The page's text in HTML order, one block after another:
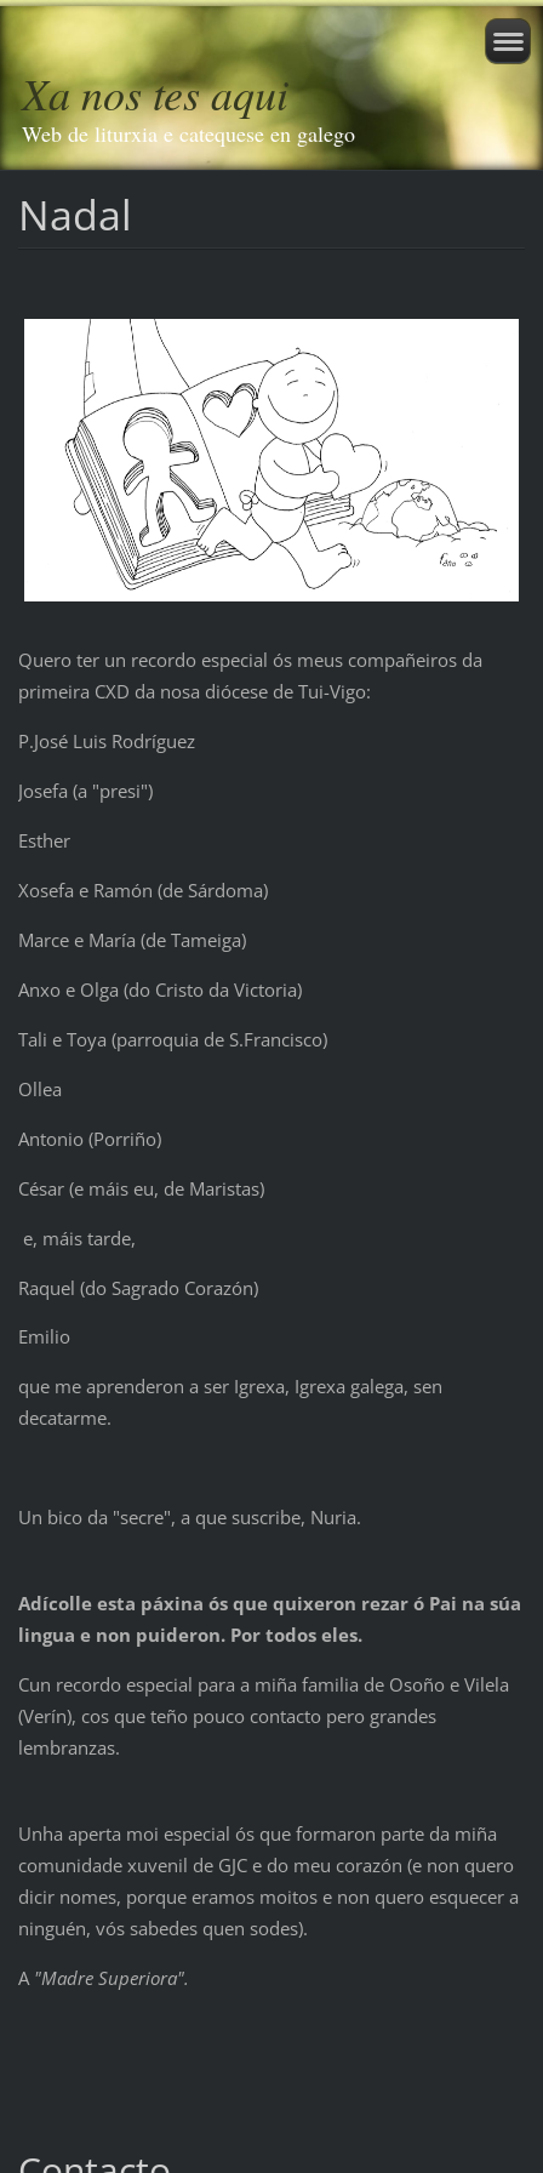
Xa nos tes aqui
Web de liturxia e catequese en galego
Nadal
Quero ter un recordo especial ós meus compañeiros da
primeira CXD da nosa diócese de Tui-Vigo:
P.José Luis Rodríguez
Josefa (a "presi")
Esther
Xosefa e Ramón (de Sárdoma)
Marce e María (de Tameiga)
Anxo e Olga (do Cristo da Victoria)
Tali e Toya (parroquia de S.Francisco)
Ollea
Antonio (Porriño)
César (e máis eu, de Maristas)
e, máis tarde,
Raquel (do Sagrado Corazón)
Emilio
que me aprenderon a ser Igrexa, Igrexa galega, sen
decatarme.
Un bico da "secre", a que suscribe, Nuria.
Adícolle esta páxina ós que quixeron rezar ó Pai na súa
lingua e non puideron. Por todos eles.
Cun recordo especial para a miña familia de Osoño e Vilela
(Verín), cos que teño pouco contacto pero grandes
lembranzas.
Unha aperta moi especial ós que formaron parte da miña
comunidade xuvenil de GJC e do meu corazón (e non quero
dicir nomes, porque eramos moitos e non quero esquecer a
ninguén, vós sabedes quen sodes).
A "Madre Superiora".